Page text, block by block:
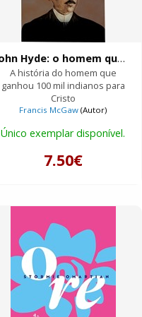
John Hyde: o homem que orava
A história do homem que
ganhou 100 mil indianos para
Cristo
Francis McGaw (Autor)
Único exemplar disponível.
7.50€